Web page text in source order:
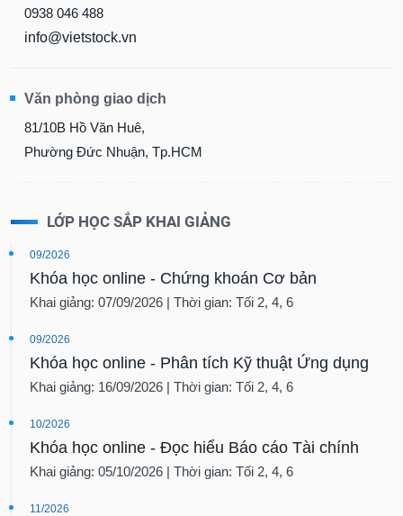
0938 046 488
info@vietstock.vn
Văn phòng giao dịch
81/10B Hồ Văn Huê,
Phường Đức Nhuận, Tp.HCM
LỚP HỌC SẮP KHAI GIẢNG
09/2026
Khóa học online - Chứng khoán Cơ bản
Khai giảng: 07/09/2026 | Thời gian: Tối 2, 4, 6
09/2026
Khóa học online - Phân tích Kỹ thuật Ứng dụng
Khai giảng: 16/09/2026 | Thời gian: Tối 2, 4, 6
10/2026
Khóa học online - Đọc hiểu Báo cáo Tài chính
Khai giảng: 05/10/2026 | Thời gian: Tối 2, 4, 6
11/2026